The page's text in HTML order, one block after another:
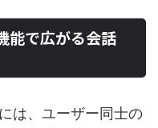
能で広がる会話
は、ユーザー同士の